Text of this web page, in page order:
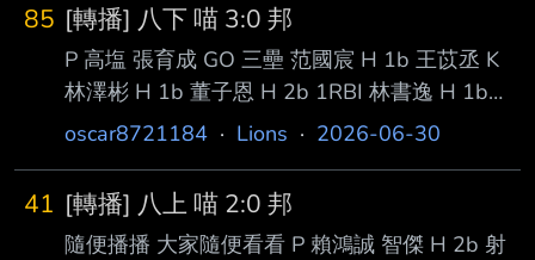
85 [轉播] 八下 喵 3:0 邦
P 高塩 張育成 GO 三壘 范國宸 H 1b 王苡丞 K
林澤彬 H 1b 董子恩 H 2b 1RBI 林書逸 H 1b
2RBI 池恩齊 FO --
oscar8721184 · Lions · 2026-06-30
41 [轉播] 八上 喵 2:0 邦
隨便播播 大家隨便看看 P 賴鴻誠 智傑 H 2b 射